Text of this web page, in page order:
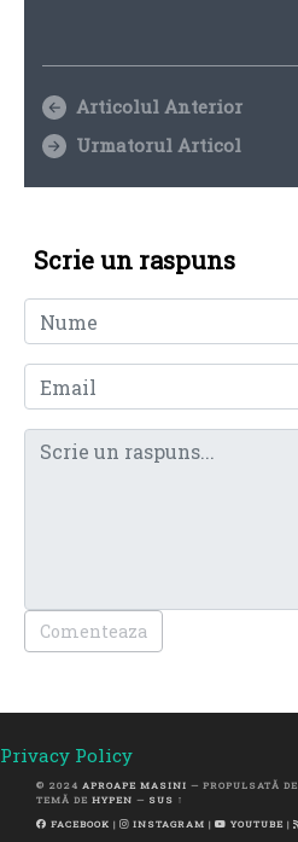
Articolul Anterior
Urmatorul Articol
Scrie un raspuns
Comenteaza
Privacy Policy
© 2024 APROAPE MASINI — PROPULSATĂ DE
TEMĂ DE HYPEN — SUS ↑
FACEBOOK | INSTAGRAM | YOUTUBE |